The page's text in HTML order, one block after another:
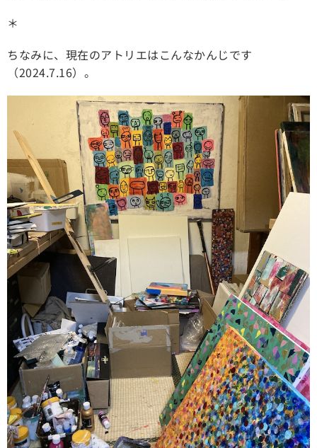
＊
ちなみに、現在のアトリエはこんなかんじです
（2024.7.16）。